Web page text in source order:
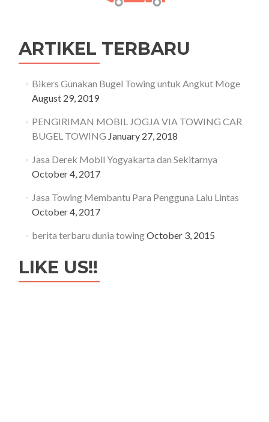
ARTIKEL TERBARU
Bikers Gunakan Bugel Towing untuk Angkut Moge
August 29, 2019
PENGIRIMAN MOBIL JOGJA VIA TOWING CAR
BUGEL TOWING January 27, 2018
Jasa Derek Mobil Yogyakarta dan Sekitarnya
October 4, 2017
Jasa Towing Membantu Para Pengguna Lalu Lintas
October 4, 2017
berita terbaru dunia towingOctober 3, 2015
LIKE US!!